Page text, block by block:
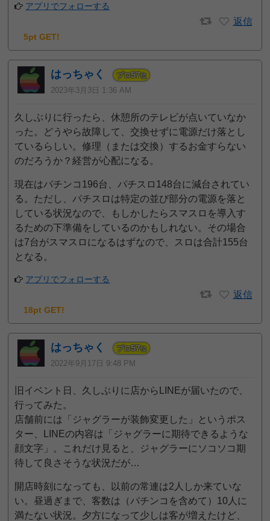
アプリでフォローする
返信
5pt GET!
はっちゃく プロ57位
2023年3月3日 1:36 AM
久しぶりに行ったら、休憩所のテレビが点いていなか
った。どうやら故障して、交換せずに電源だけ落とし
ているらしい。修理（または交換）するお金すらない
のだろうか？経営が心配になる。
現在はパチンコ196台、パチスロ148台に減台されてい
る。ただし、パチスロは特定の並び部分の電源を落と
している状況なので、もしかしたらスマスロを導入す
るための下準備をしているのかもしれない。その場合
は7台がスマスロになるはずなので、スロは合計155台
となる。
アプリでフォローする
返信
18pt GET!
はっちゃく プロ57位
2022年9月17日 9:48 PM
旧イベント日、久しぶりに店からLINEが届いたので、
行ってみた。
店舗前には「ジャグラーが装飾変更した」というポス
ター、LINEの内容は「ジャグラーに期待できるような
顔文字」。これだけ見ると、ジャグラーにソコソコ期
待して良さそうな状況だが…
開店時刻になっても、以前の常連は2人しか来ていな
い。昼過ぎまで、客数は（パチンコを含めて）10人に
満たない状況。夕方になって少しは客が増えたけど、